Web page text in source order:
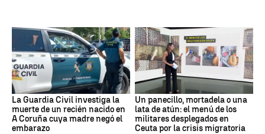
La Guardia Civil investiga la
muerte de un recién nacido en
A Coruña cuya madre negó el
embarazo
Un panecillo, mortadela o una
lata de atún: el menú de los
militares desplegados en
Ceuta por la crisis migratoria